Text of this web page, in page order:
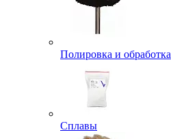
Полировка и обработка
Сплавы